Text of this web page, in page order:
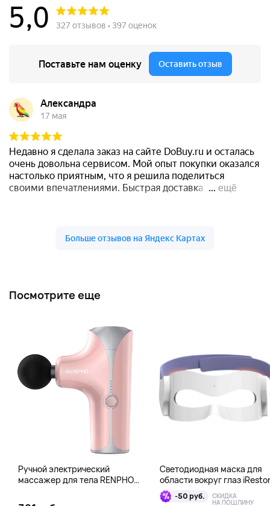
Посмотрите еще
Ручной электрический
массажер для тела RENPHO
Светодиодная маска для
области вокруг глаз
Illumina LED Eye Mask
-50 руб. СКИДКА
НА ПОШЛИНУ